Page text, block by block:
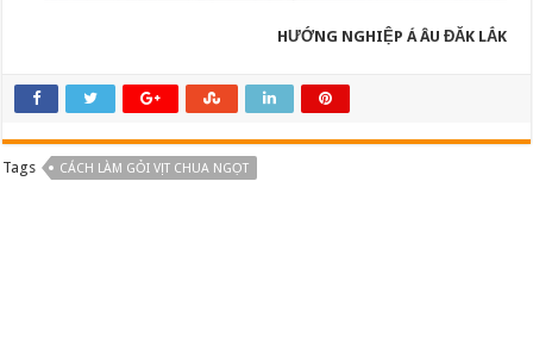
HƯỚNG NGHIỆP Á ÂU ĐĂK LẮK
Tags CÁCH LÀM GỎI VỊT CHUA NGỌT